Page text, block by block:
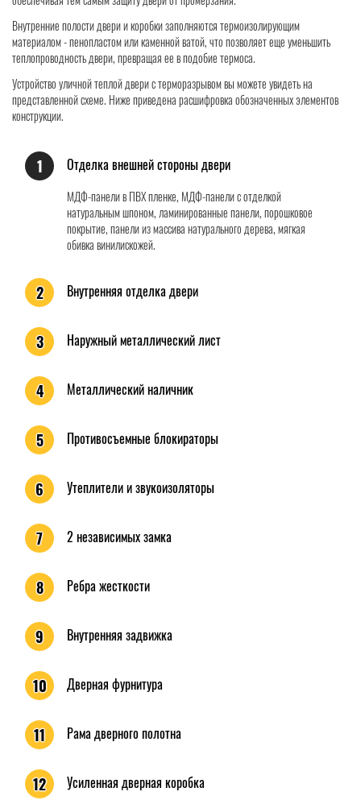
Внутренние полости двери и коробки заполняются термоизолирующим
материалом - пенопластом или каменной ватой, что позволяет еще уменьшить
теплопроводность двери, превращая ее в подобие термоса.
Устройство уличной теплой двери с терморазрывом вы можете увидеть на
представленной схеме. Ниже приведена расшифровка обозначенных элементов
конструкции.
1 Отделка внешней стороны двери
МДФ-панели в ПВХ пленке, МДФ-панели с отделкой
натуральным шпоном, ламинированные панели, порошковое
покрытие, панели из массива натурального дерева, мягкая
обивка винилискожей.
2 Внутренняя отделка двери
3 Наружный металлический лист
4 Металлический наличник
5 Противосъемные блокираторы
6 Утеплители и звукоизоляторы
7 2 независимых замка
8 Ребра жесткости
9 Внутренняя задвижка
10 Дверная фурнитура
11 Рама дверного полотна
12 Усиленная дверная коробка